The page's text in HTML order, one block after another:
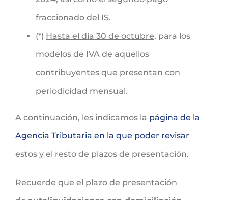
fraccionado del IS.
(*) Hasta el día 30 de octubre, para los
modelos de IVA de aquellos
contribuyentes que presentan con
periodicidad mensual.
A continuación, les indicamos la página de la
Agencia Tributaria en la que poder revisar
estos y el resto de plazos de presentación.
Recuerde que el plazo de presentación